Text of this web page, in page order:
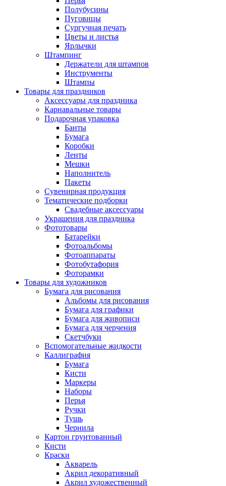
Полубусины
Пуговицы
Сургучная печать
Цветы и листья
Ярлычки
Штампинг
Держатели для штампов
Инструменты
Штампы
Товары для праздников
Аксессуары для праздника
Карнавальные товары
Подарочная упаковка
Банты
Бумага
Коробки
Ленты
Мешки
Наполнитель
Пакеты
Сувенирная продукция
Тематические подборки
Свадебные аксессуары
Украшения для праздника
Фототовары
Батарейки
Фотоальбомы
Фотоаппараты
Фотобутафория
Фоторамки
Товары для художников
Бумага для рисования
Альбомы для рисования
Бумага для графики
Бумага для живописи
Бумага для черчения
Скетчбуки
Вспомогательные жидкости
Каллиграфия
Бумага
Кисти
Маркеры
Наборы
Перья
Ручки
Тушь
Чернила
Картон грунтованный
Кисти
Краски
Акварель
Акрил декоративный
Акрил художественный